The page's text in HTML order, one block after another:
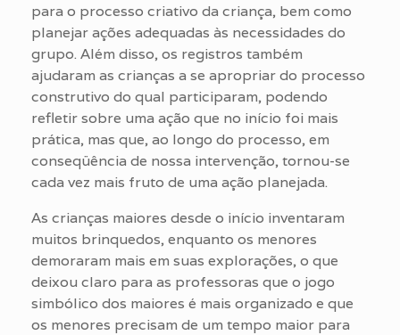
para o processo criativo da criança, bem como
planejar ações adequadas às necessidades do
grupo. Além disso, os registros também
ajudaram as crianças a se apropriar do processo
construtivo do qual participaram, podendo
refletir sobre uma ação que no início foi mais
prática, mas que, ao longo do processo, em
conseqüência de nossa intervenção, tornou-se
cada vez mais fruto de uma ação planejada.
As crianças maiores desde o início inventaram
muitos brinquedos, enquanto os menores
demoraram mais em suas explorações, o que
deixou claro para as professoras que o jogo
simbólico dos maiores é mais organizado e que
os menores precisam de um tempo maior para